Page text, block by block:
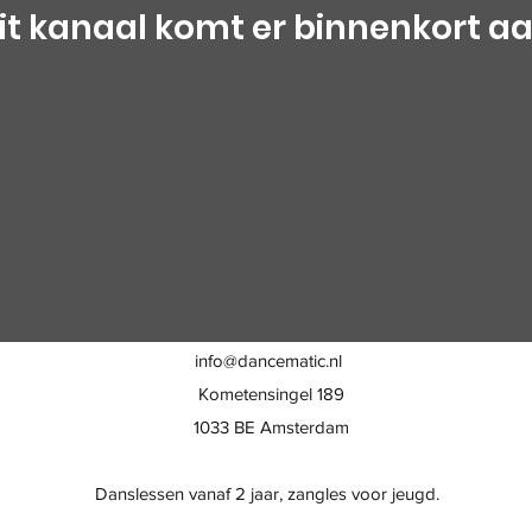
kanaal komt er binnenkort
info@dancematic.nl
Kometensingel 189
1033 BE Amsterdam
Danslessen vanaf 2 jaar, zangles voor jeugd.